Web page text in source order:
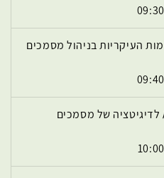
5 המגמות העיקריות בניהול מסמכים
פתרונות חברת ABBYY לדיגיטציה של מסמכים